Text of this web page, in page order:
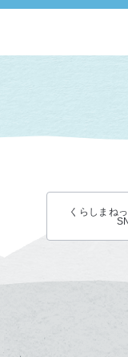
くらしまね